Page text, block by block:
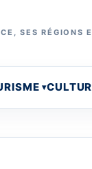
SES RÉGIONS